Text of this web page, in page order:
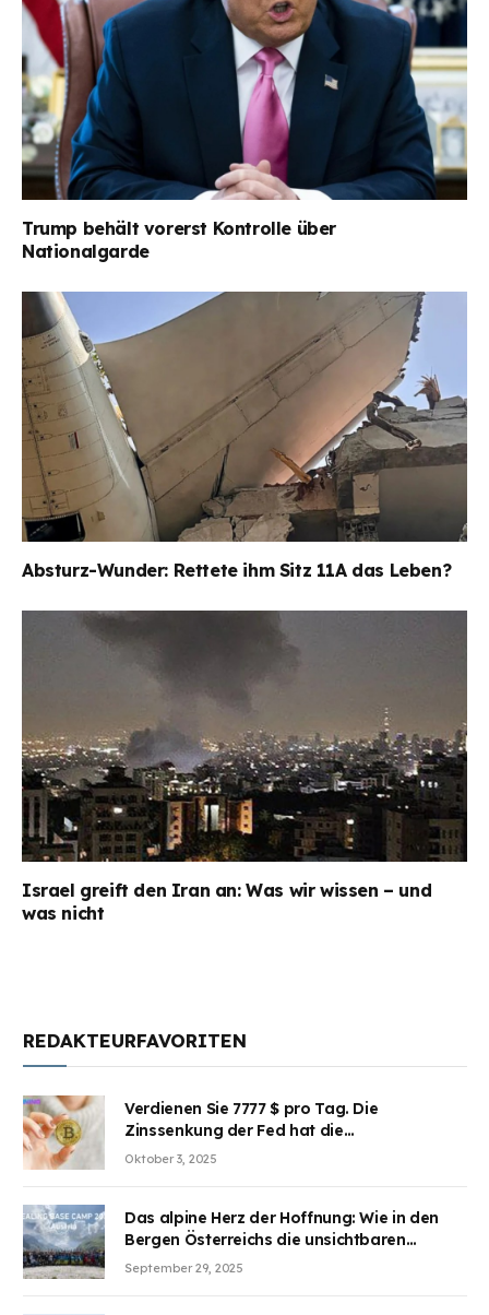
Trump behält vorerst Kontrolle über
Nationalgarde
Absturz-Wunder: Rettete ihm Sitz 11A das Leben?
Israel greift den Iran an: Was wir wissen – und
was nicht
REDAKTEURFAVORITEN
Verdienen Sie 7777 $ pro Tag. Die
Zinssenkung der Fed hat die
Aufmerksamkeit des Marktes erregt.
Oktober 3, 2025
Das alpine Herz der Hoffnung: Wie in den
Bergen Österreichs die unsichtbaren
Wunden des Kriegesheilen
September 29, 2025